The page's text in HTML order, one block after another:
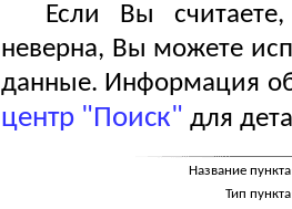
Если Вы
неверна, Вы можете
данные. Информация
центр "Поиск" для
Название
Тип